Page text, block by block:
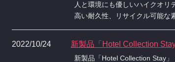
人と環境にも優しいハイクオリ
高い耐久性、リサイクル可能な
2022/10/24 新製品「Hotel Collection Stay
新製品「Hotel Collection Stay」